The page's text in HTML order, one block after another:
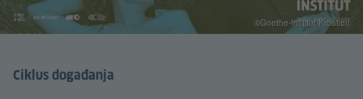
Ciklus događanja
©Goethe-Institut Kroatien